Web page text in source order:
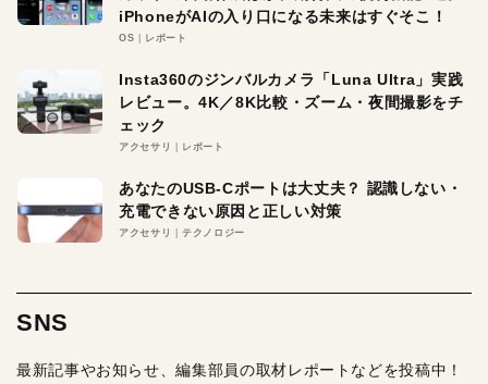
iPhoneがAIの入り口になる未来はすぐそこ！
OS レポート
Insta360のジンバルカメラ「Luna Ultra」実践
レビュー。4K／8K比較・ズーム・夜間撮影をチ
ェック
アクセサリ レポート
あなたのUSB-Cポートは大丈夫？ 認識しない・
充電できない原因と正しい対策
アクセサリ テクノロジー
SNS
最新記事やお知らせ、編集部員の取材レポートなどを投稿中！